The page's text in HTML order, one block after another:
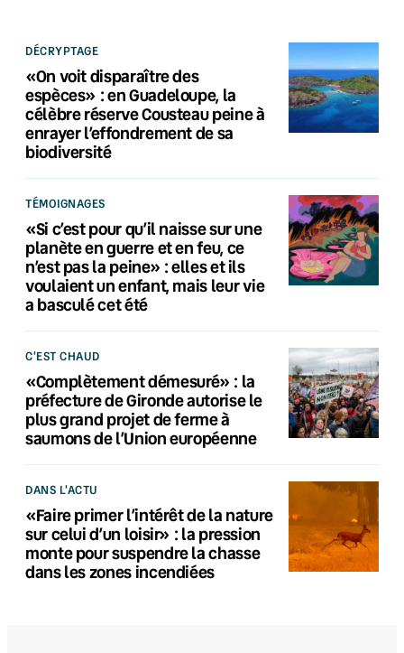
DÉCRYPTAGE
«On voit disparaître des
espèces» : en Guadeloupe, la
célèbre réserve Cousteau peine à
enrayer l’effondrement de sa
biodiversité
TÉMOIGNAGES
«Si c’est pour qu’il naisse sur une
planète en guerre et en feu, ce
n’est pas la peine» : elles et ils
voulaient un enfant, mais leur vie
a basculé cet été
C'EST CHAUD
«Complètement démesuré» : la
préfecture de Gironde autorise le
plus grand projet de ferme à
saumons de l’Union européenne
DANS L'ACTU
«Faire primer l’intérêt de la nature
sur celui d’un loisir» : la pression
monte pour suspendre la chasse
dans les zones incendiées